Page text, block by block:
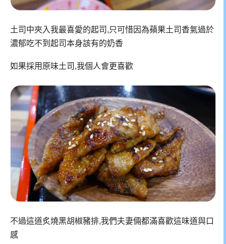
土司中夾入我最喜愛的起司,只可惜因為蘋果土司香氣過於
濃郁吃不到起司本身該有的奶香
如果採用原味土司,我個人會更喜歡
不過這道炙燒黑胡椒豬排,我們夫妻倆都滿喜歡這味道與口
感